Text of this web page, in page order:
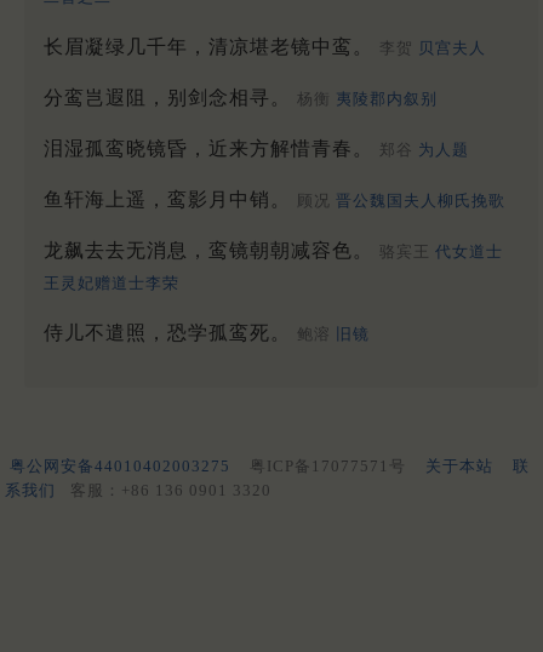
长眉凝绿几千年，清凉堪老镜中鸾。 李贺 贝宫夫人
分鸾岂遐阻，别剑念相寻。 杨衡 夷陵郡内叙别
泪湿孤鸾晓镜昏，近来方解惜青春。 郑谷 为人题
鱼轩海上遥，鸾影月中销。 顾况 晋公魏国夫人柳氏挽歌
龙飙去去无消息，鸾镜朝朝减容色。 骆宾王 代女道士
王灵妃赠道士李荣
侍儿不遣照，恐学孤鸾死。 鲍溶 旧镜
粤公网安备44010402003275 粤ICP备17077571号 关于本站
联
系我们
客服：+86 136 0901 3320